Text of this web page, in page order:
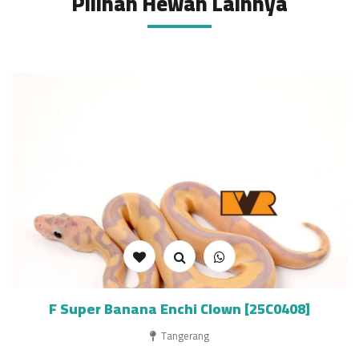
F Super Banana Enchi Clown [25C0408]
Tangerang